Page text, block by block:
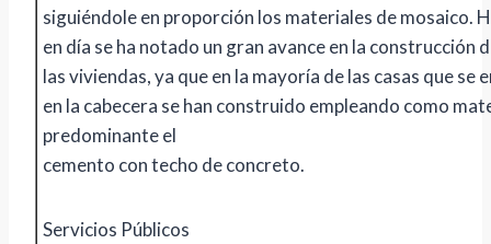
siguiéndole en proporción los materiales de mosaico.
en día se ha notado un gran avance en la construcción
las viviendas, ya que en la mayoría de las casas que se
en la cabecera se han construido empleando como
predominante el
cemento con techo de concreto.
Servicios Públicos